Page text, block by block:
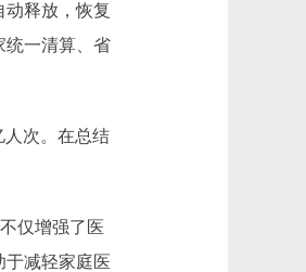
释放，恢复
统一清算、省
次。在总结
仅增强了医
于减轻家庭医